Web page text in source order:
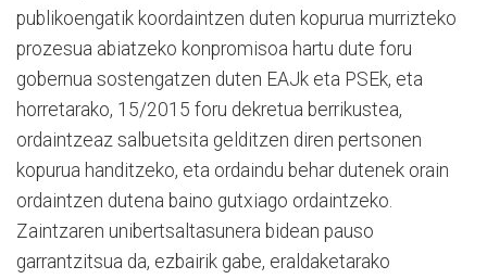
publikoengatik koordaintzen duten kopurua murrizteko
prozesua abiatzeko konpromisoa hartu dute foru
gobernua sostengatzen duten EAJk eta PSEk, eta
horretarako, 15/2015 foru dekretua berrikustea,
ordaintzeaz salbuetsita gelditzen diren pertsonen
kopurua handitzeko, eta ordaindu behar dutenek orain
ordaintzen dutena baino gutxiago ordaintzeko.
Zaintzaren unibertsaltasunera bidean pauso
garrantzitsua da, ezbairik gabe, eraldaketarako